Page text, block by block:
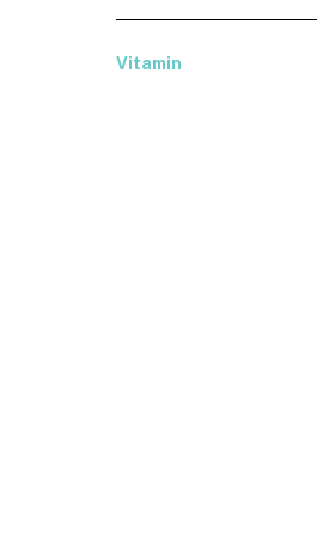
Vitamin